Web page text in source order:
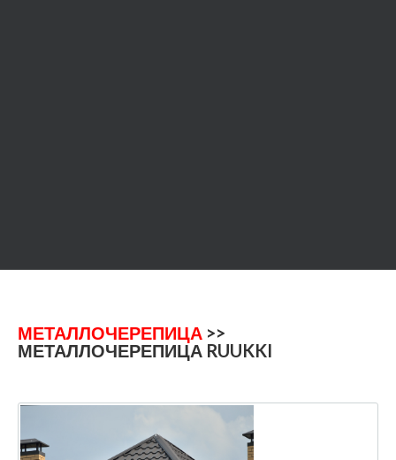
МЕТАЛЛОЧЕРЕПИЦА >>
МЕТАЛЛОЧЕРЕПИЦА RUUKKI